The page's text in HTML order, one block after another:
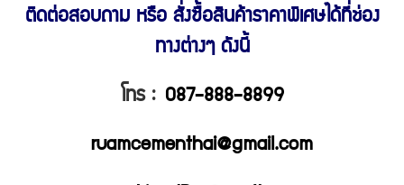
ติดต่อสอบถาม หรือ สั่งซื้อสินค้าราคาพิเศษได้ที่ช่อง
ทางต่างๆ ดังนี้
โทร : 087-888-8899
ruamcementhai@gmail.com